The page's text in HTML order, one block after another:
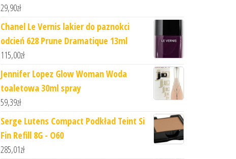
29,90zł
Chanel Le Vernis lakier do paznokci
odcień 628 Prune Dramatique 13ml
115,00zł
Jennifer Lopez Glow Woman Woda
toaletowa 30ml spray
59,39zł
Serge Lutens Compact Podkład Teint Si
Fin Refill 8G - O60
285,01zł